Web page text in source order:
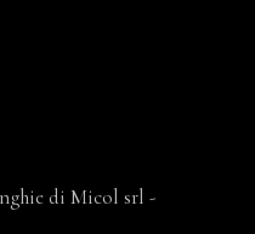
di Micol srl -